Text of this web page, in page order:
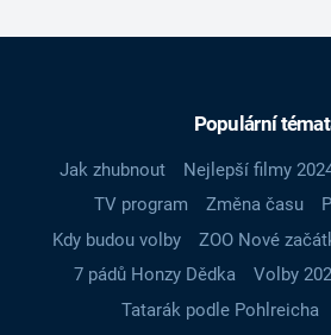
Populární
Jak zhubnout Nejlepší filmy
TV program
Změna času
Kdy budou volby
ZOO Nové
7 pádů Honzy Dědka
Volby
Tatarák podle Pohlreicha